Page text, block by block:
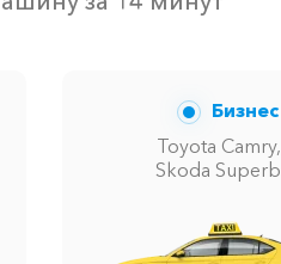
Бизнес
Toyota Camry,
Skoda Superb